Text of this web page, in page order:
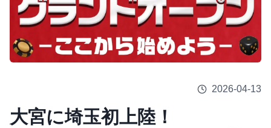
2026-04-13
大宮に埼玉初上陸！